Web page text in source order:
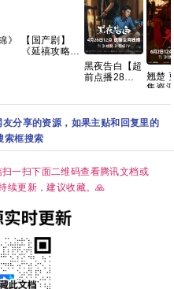
》
【国产剧】
《延禧攻略
【124G】
黑夜告白【超
前点播28集
翘楚 更5-6
集资
友分享的资源，如果主贴和回复里的
索框搜索
一扫下面二维码查看腾讯文档或
续更新，建议收藏。🙏